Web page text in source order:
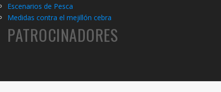
Escenarios de Pesca
Medidas contra el mejillón cebra
PATROCINADORES